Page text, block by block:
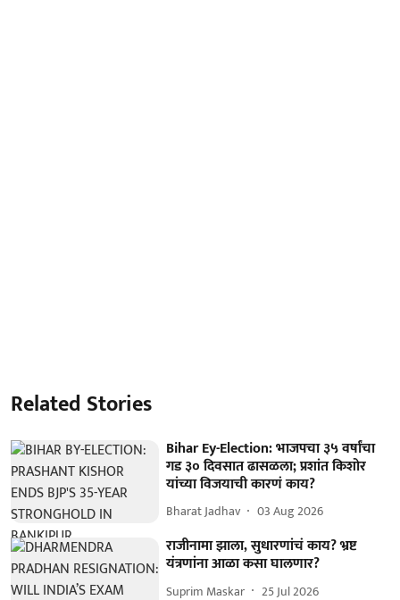
Related Stories
Bihar Ey-Election: भाजपचा ३५ वर्षांचा
गड ३० दिवसात ढासळला; प्रशांत किशोर
यांच्या विजयाची कारणं काय?
Bharat Jadhav 03 Aug 2026
राजीनामा झाला, सुधारणांचं काय? भ्रष्ट
यंत्रणांना आळा कसा घालणार?
Suprim Maskar 25 Jul 2026